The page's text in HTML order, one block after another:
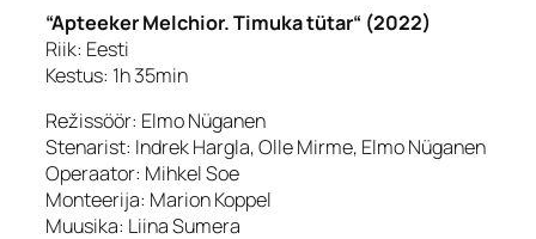
“Apteeker Melchior. Timuka tütar“ (2022)
Riik: Eesti
Kestus: 1h 35min
Režissöör: Elmo Nüganen
Stenarist: Indrek Hargla, Olle Mirme, Elmo Nüganen
Operaator: Mihkel Soe
Monteerija: Marion Koppel
Muusika: Liina Sumera